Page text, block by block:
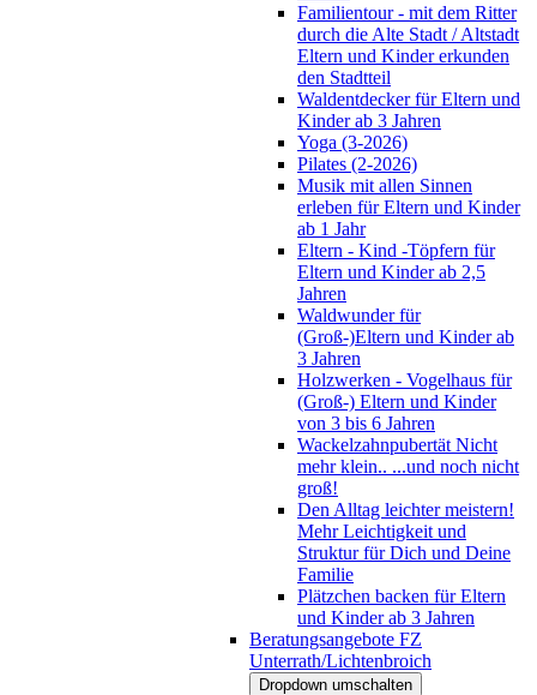
Familientour - mit dem Ritter
durch die Alte Stadt / Altstadt
Eltern und Kinder erkunden
den Stadtteil
Waldentdecker für Eltern und
Kinder ab 3 Jahren
Yoga (3-2026)
Pilates (2-2026)
Musik mit allen Sinnen
erleben für Eltern und Kinder
ab 1 Jahr
Eltern - Kind -Töpfern für
Eltern und Kinder ab 2,5
Jahren
Waldwunder für
(Groß-)Eltern und Kinder ab
3 Jahren
Holzwerken - Vogelhaus für
(Groß-) Eltern und Kinder
von 3 bis 6 Jahren
Wackelzahnpubertät Nicht
mehr klein.. ...und noch nicht
groß!
Den Alltag leichter meistern!
Mehr Leichtigkeit und
Struktur für Dich und Deine
Familie
Plätzchen backen für Eltern
und Kinder ab 3 Jahren
Beratungsangebote FZ
Unterrath/Lichtenbroich
Dropdown umschalten